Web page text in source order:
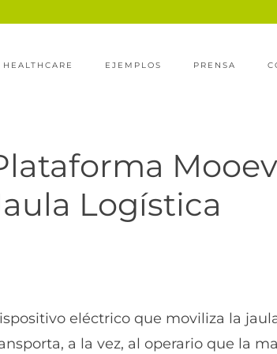
HEALTHCARE EJEMPLOS PRENSA
Logística
eléctrico que moviliza la
a la vez, al operario que la